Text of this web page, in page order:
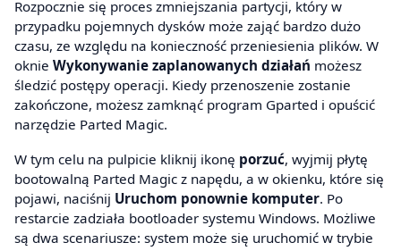
Rozpocznie się proces zmniejszania partycji, który w
przypadku pojemnych dysków może zająć bardzo dużo
czasu, ze względu na konieczność przeniesienia plików. W
oknie Wykonywanie zaplanowanych działań możesz
śledzić postępy operacji. Kiedy przenoszenie zostanie
zakończone, możesz zamknąć program Gparted i opuścić
narzędzie Parted Magic.
W tym celu na pulpicie kliknij ikonę porzuć, wyjmij płytę
bootowalną Parted Magic z napędu, a w okienku, które się
pojawi, naciśnij Uruchom ponownie komputer. Po
restarcie zadziała bootloader systemu Windows. Możliwe
są dwa scenariusze: system może się uruchomić w trybie